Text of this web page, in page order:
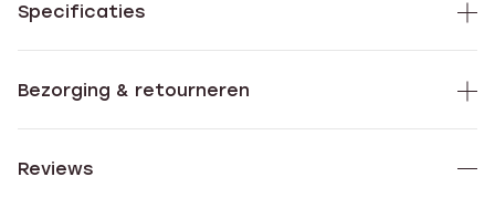
Specificaties
Bezorging & retourneren
Reviews